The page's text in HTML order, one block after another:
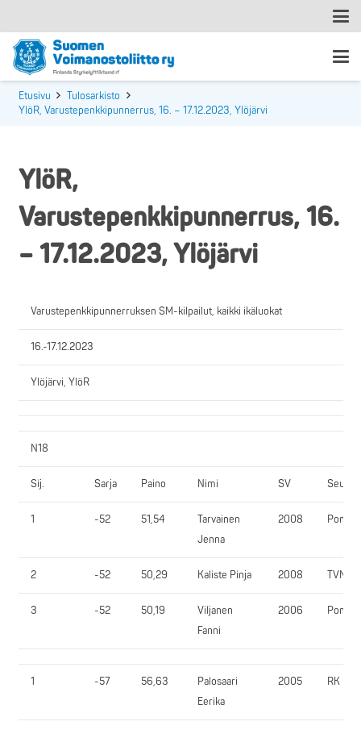
Etusivu
Tulosarkisto
YlöR, Varustepenkkipunnerrus, 16. – 17.12.2023, Ylöjärvi
YlöR,
Varustepenkkipunnerrus, 16.
– 17.12.2023, Ylöjärvi
Varustepenkkipunnerruksen SM-kilpailut, kaikki ikäluokat
16.-17.12.2023
Ylöjärvi, YlöR
N18
Sij. Sarja Paino Nimi SV Seura
1 -52 51,54
Tarvainen
Jenna
2008 PomPy
2 -52 50,29 Kaliste Pinja 2008 TVN
3 -52 50,19
Viljanen
Fanni
2006 PomPy
1 -57 56,63
Palosaari
Eerika
2005 RK